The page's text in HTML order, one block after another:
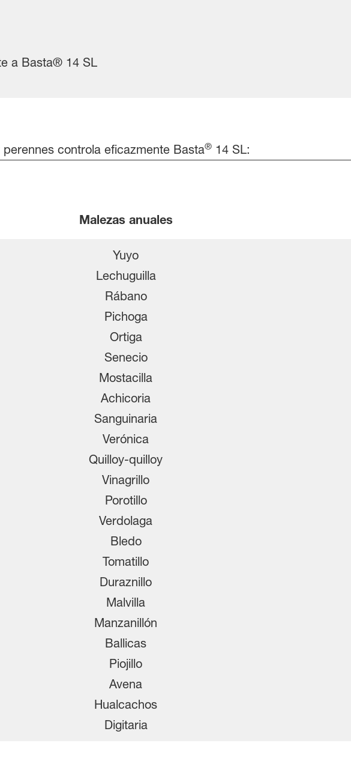
a Basta® 14 SL
controla eficazmente Basta®14 SL:
Malezas anuales
Yuyo
Lechuguilla
Rábano
Pichoga
Ortiga
Senecio
Mostacilla
Achicoria
Sanguinaria
Verónica
Quilloy-quilloy
Vinagrillo
Porotillo
Verdolaga
Bledo
Tomatillo
Duraznillo
Malvilla
Manzanillón
Ballicas
Piojillo
Avena
Hualcachos
Digitaria